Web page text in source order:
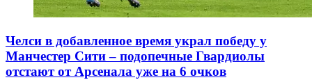
Челси в добавленное время украл победу у
Манчестер Сити – подопечные Гвардиолы
отстают от Арсенала уже на 6 очков